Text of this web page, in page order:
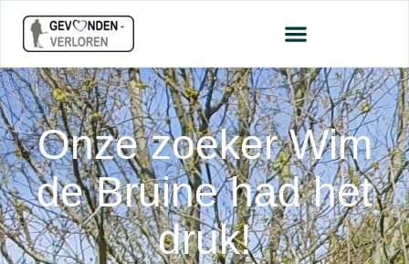
Onze zoeker Wim
de Bruine had het
druk!